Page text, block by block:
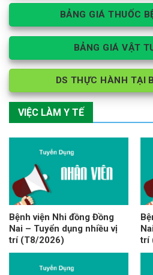
BẢNG GIÁ THUỐC
BẢNG GIÁ VẬT
DS THỰC HÀNH TẠI
VIỆC LÀM Y TẾ
Bệnh viện Nhi đồng Đồng
Nai – Tuyển dụng nhiều vị
trí (T8/2026)
trí